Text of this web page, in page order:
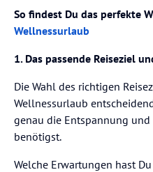
So findest Du das perfekte
Wellnessurlaub
1. Das passende Reiseziel
Die Wahl des richtigen
Wellnessurlaub
genau die Entspannung
benötigst.
Welche Erwartungen hast